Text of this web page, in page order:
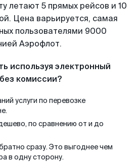
летают 5 прямых рейсов и 10
Цена варьируется, самая
пользователями 9000
Аэрофлот.
используя электронный
комиссии?
услуги по перевозке
по сравнению от и до
сразу. Это выгоднее чем
в одну сторону.